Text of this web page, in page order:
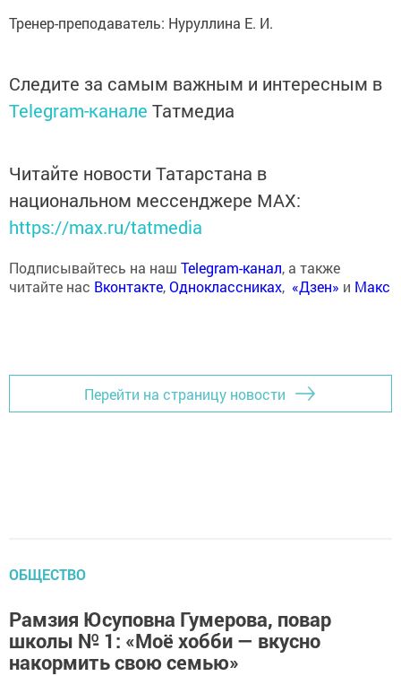
Тренер-преподаватель: Нуруллина Е. И.
Следите за самым важным и интересным в
Telegram-канале Татмедиа
Читайте новости Татарстана в
национальном мессенджере MАХ:
https://max.ru/tatmedia
Подписывайтесь на наш Telegram-канал, а также
читайте нас Вконтакте,Одноклассниках, «Дзен» и Макс
Перейти на страницу новости
ОБЩЕСТВО
Рамзия Юсуповна Гумерова, повар
школы № 1: «Моё хобби — вкусно
накормить свою семью»